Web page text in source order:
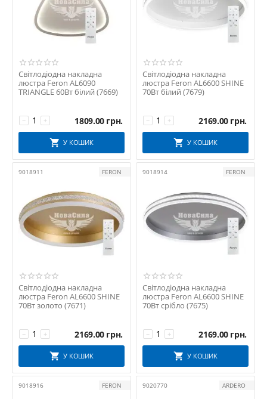
Світлодіодна накладна
люстра Feron AL6090
TRIANGLE 60Вт білий (7669)
+
− 1809.00 грн.
У КОШИК
Світлодіодна накладна
люстра Feron AL6600 SHINE
70Вт білий (7679)
+
− 2169.00 грн.
У КОШИК
9018911 FERON
Світлодіодна накладна
люстра Feron AL6600 SHINE
70Вт золото (7671)
+
− 2169.00 грн.
У КОШИК
9018914 FERON
Світлодіодна накладна
люстра Feron AL6600 SHINE
70Вт срібло (7675)
+
− 2169.00 грн.
У КОШИК
9018916 FERON 9020770 ARDERO